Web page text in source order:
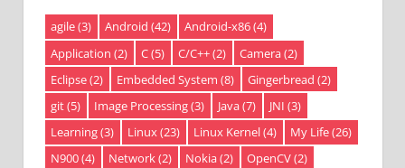
agile(3) Android (42) Android-x86(4)
Application (2) C(5) C/C++(2) Camera(2)
Eclipse(2) Embedded System (8) Gingerbread (2)
git(5) Image Processing(3) Java(7) JNI (3)
Learning(3) Linux(23) Linux Kernel(4) My Life(26)
N900(4) Network(2) Nokia(2) OpenCV(2)